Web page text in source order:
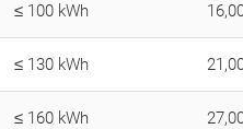
≤ 100 kWh
≤ 130 kWh
≤ 160 kWh